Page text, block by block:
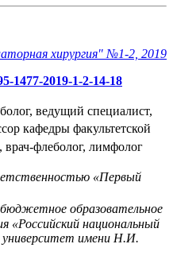
хирургия" №1-2, 2019
1477-2019-1-2-14-18
ведущий специалист,
кафедры факультетской
, врач-флеболог, лимфолог
«Первый
образовательное
«Российский национальный
университет имени Н.И.